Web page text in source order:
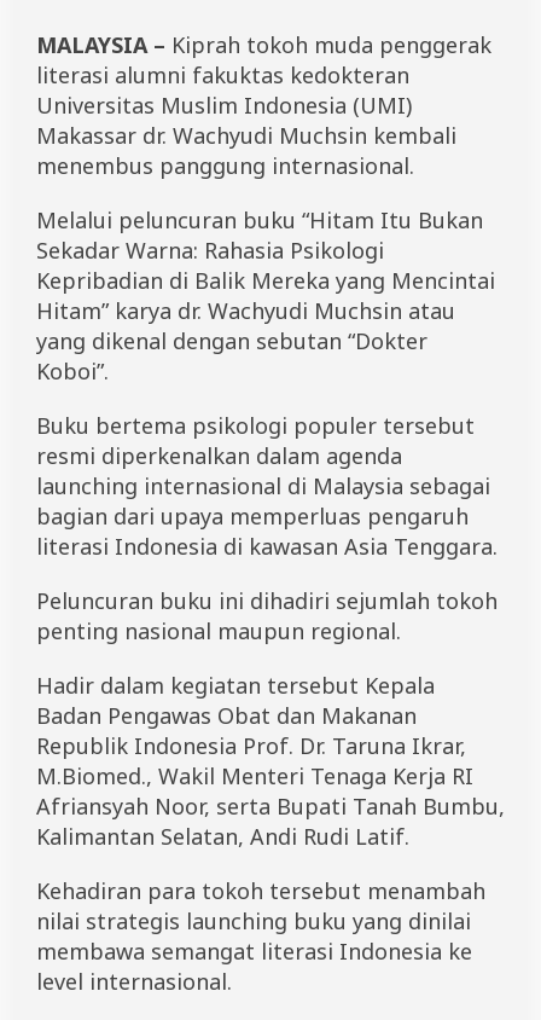
n
a
K
a
a
D
o
k
t
e
r
b
o
i
G
o
n
s
n
a
MALAYSIA – Kiprah tokoh muda penggerak
literasi alumni fakuktas kedokteran
Universitas Muslim Indonesia (UMI)
Makassar dr. Wachyudi Muchsin kembali
menembus panggung internasional.
Melalui peluncuran buku “Hitam Itu Bukan
Sekadar Warna: Rahasia Psikologi
Kepribadian di Balik Mereka yang Mencintai
Hitam” karya dr. Wachyudi Muchsin atau
yang dikenal dengan sebutan “Dokter
Koboi”.
Buku bertema psikologi populer tersebut
resmi diperkenalkan dalam agenda
launching internasional di Malaysia sebagai
bagian dari upaya memperluas pengaruh
literasi Indonesia di kawasan Asia Tenggara.
Peluncuran buku ini dihadiri sejumlah tokoh
penting nasional maupun regional.
Hadir dalam kegiatan tersebut Kepala
Badan Pengawas Obat dan Makanan
Republik Indonesia Prof. Dr. Taruna Ikrar,
M.Biomed., Wakil Menteri Tenaga Kerja RI
Afriansyah Noor, serta Bupati Tanah Bumbu,
Kalimantan Selatan, Andi Rudi Latif.
Kehadiran para tokoh tersebut menambah
nilai strategis launching buku yang dinilai
membawa semangat literasi Indonesia ke
level internasional.